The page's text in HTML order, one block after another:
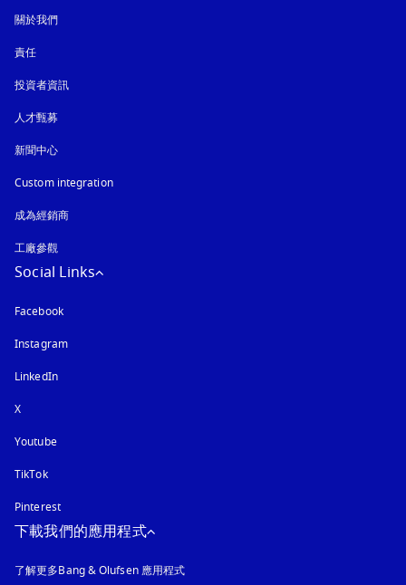
關於我們
責任
投資者資訊
人才甄募
新聞中心
Custom integration
成為經銷商
工廠參觀
Social Links
Facebook
Instagram以新標籤頁開啟
LinkedIn
X
Youtube以新標籤頁開啟
TikTok
Pinterest
下載我們的應用程式
了解更多Bang & Olufsen 應用程式